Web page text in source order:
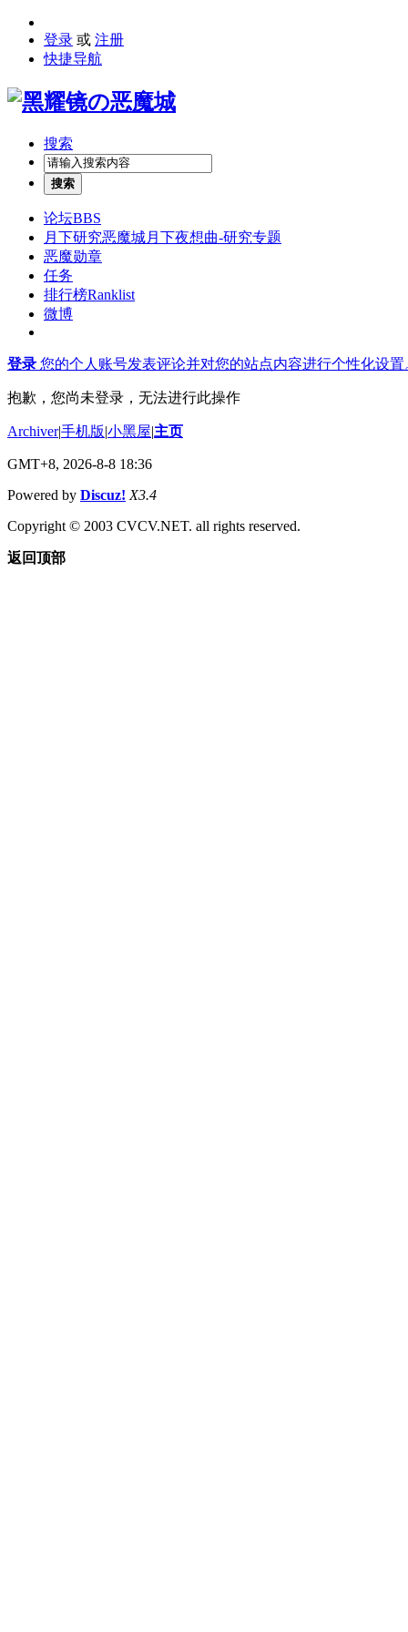
登录 或 注册
快捷导航
搜索
搜索
论坛BBS
月下研究恶魔城月下夜想曲-研究专题
恶魔勋章
任务
排行榜Ranklist
微博
登录 您的个人账号发表评论并对您的站点内容进行个性化设置
抱歉，您尚未登录，无法进行此操作
Archiver|手机版|小黑屋|主页
GMT+8, 2026-8-8 18:36
Powered by Discuz! X3.4
Copyright © 2003 CVCV.NET. all rights reserved.
返回顶部